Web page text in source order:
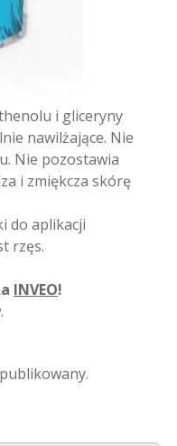
i gliceryny
nawilżające. Nie
Nie pozostawia
i zmiękcza skórę
do aplikacji
rzęs.
INVEO!